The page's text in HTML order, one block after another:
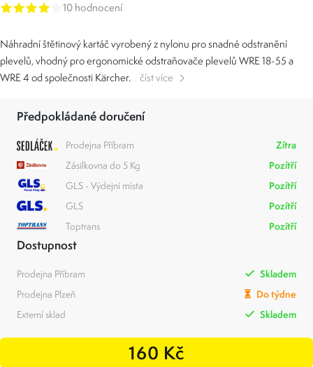
10 hodnocení
Náhradní štětinový kartáč vyrobený z nylonu pro snadné odstranění
plevelů, vhodný pro ergonomické odstraňovače plevelů WRE 18-55 a
WRE 4 od společnosti Kärcher.
číst více
Předpokládané doručení
Prodejna Příbram
Zítra
Zásilkovna do 5 Kg
Pozítří
GLS - Výdejní místa
Pozítří
GLS
Pozítří
Toptrans
Pozítří
Dostupnost
Prodejna Příbram
Skladem
Prodejna Plzeň
Do týdne
Externí sklad
Skladem
160 Kč